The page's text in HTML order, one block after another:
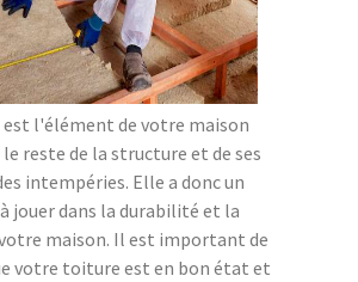
l'élément de votre maison
reste de la structure et de ses
intempéries. Elle a donc un
jouer dans la durabilité et la
maison. Il est important de
votre toiture est en bon état et